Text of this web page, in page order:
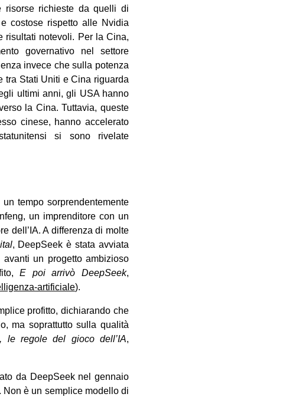
risorse richieste da quelli di
costose rispetto alle Nvidia
risultati notevoli. Per la Cina,
governativo nel settore
invece che sulla potenza
tra Stati Uniti e Cina riguarda
ultimi anni, gli USA hanno
la Cina. Tuttavia, queste
cinese, hanno accelerato
si sono rivelate
tempo sorprendentemente
un imprenditore con un
dell’IA. A differenza di molte
, DeepSeek è stata avviata
un progetto ambizioso
E poi arrivò DeepSeek,
artificiale).
profitto, dichiarando che
ma soprattutto sulla qualità
le regole del gioco dell’IA,
da DeepSeek nel gennaio
è un semplice modello di